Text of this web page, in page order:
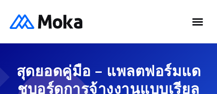
สุดยอดคู่มือ – แพลตฟอร์มแด
ชบอร์ดการจ้างงานแบบเรียล